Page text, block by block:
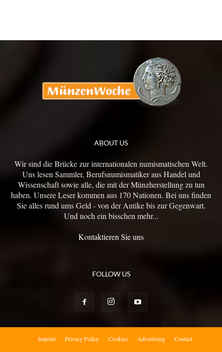
ABOUT US
Wir sind die Brücke zur internationalen numismatischen Welt.
Uns lesen Sammler, Berufsnumismatiker aus Handel und
Wissenschaft sowie alle, die mit der Münzherstellung zu tun
haben. Unsere Leser kommen aus 170 Nationen. Bei uns finden
Sie alles rund ums Geld - von der Antike bis zur Gegenwart.
Und noch ein bisschen mehr...
Kontaktieren Sie uns
FOLLOW US
Imprint Privacy Policy Cookies Advertising Contact